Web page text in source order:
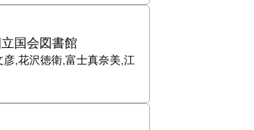
立国会図書館
,花沢徳衛,富士真奈美,江